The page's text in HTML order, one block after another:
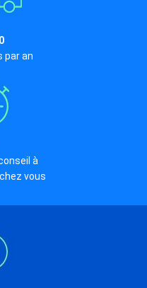
par an
à
vous